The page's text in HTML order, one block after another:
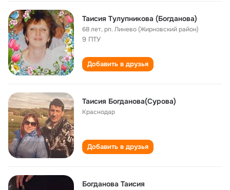
Таисия Тулупникова (Богданова)
68 лет,рп. Линево (Жирновский район)
9 ПТУ
Добавить в друзья
Таисия Богданова(Сурова)
Краснодар
Добавить в друзья
Богданова Таисия